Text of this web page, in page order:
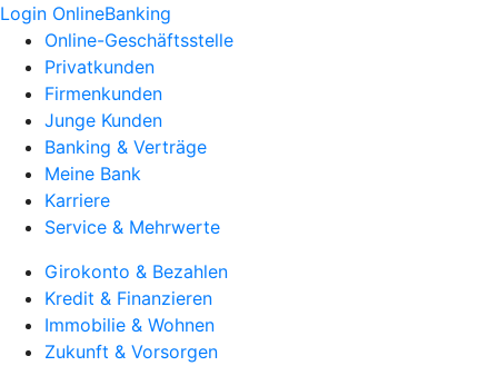
Login OnlineBanking
Online-Geschäftsstelle
Privatkunden
Firmenkunden
Junge Kunden
Banking & Verträge
Meine Bank
Karriere
Service & Mehrwerte
Girokonto & Bezahlen
Kredit & Finanzieren
Immobilie & Wohnen
Zukunft & Vorsorgen